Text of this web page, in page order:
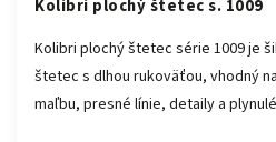
Kolibri plochý štetec s. 1009
Kolibri plochý štetec série 1009 je
štetec s dlhou rukoväťou, vhodný
maľbu, presné línie, detaily a